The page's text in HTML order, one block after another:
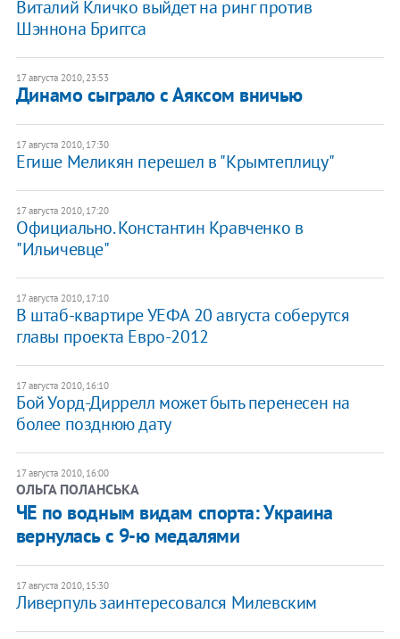
Виталий Кличко выйдет на ринг против
Шэннона Бриггса
17 августа 2010, 23:53
Динамо сыграло с Аяксом вничью
17 августа 2010, 17:30
Егише Меликян перешел в "Крымтеплицу"
17 августа 2010, 17:20
Официально. Константин Кравченко в
"Ильичевце"
17 августа 2010, 17:10
В штаб-квартире УЕФА 20 августа соберутся
главы проекта Евро-2012
17 августа 2010, 16:10
Бой Уорд-Диррелл может быть перенесен на
более позднюю дату
17 августа 2010, 16:00
ОЛЬГА ПОЛАНСЬКА
​ЧЕ по водным видам спорта: Украина
вернулась с 9-ю медалями
17 августа 2010, 15:30
Ливерпуль заинтересовался Милевским